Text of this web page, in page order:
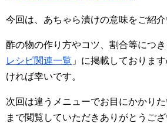
今回は、あちゃら漬けの意味をご紹介
酢の物の作り方やコツ、割合等につ
レシピ関連一覧 」に掲載しておりま
ければ幸いです。
次回は違うメニューでお目にかかり
まで閲覧していただきありがとうござ